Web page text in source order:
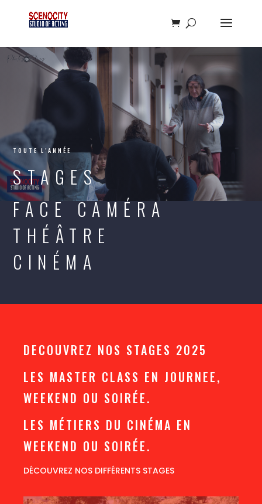
STAGES
TOUTE L’ANNÉE
STAGES
FACE CAMÉRA
THÉÂTRE
CINÉMA
DECOUVREZ NOS STAGES 2025
LES MASTER CLASS EN JOURNEE,
WEEKEND OU SOIRÉE.
LES MÉTIERS DU CINÉMA EN
WEEKEND OU SOIRÉE.
DÉCOUVREZ NOS DIFFÉRENTS STAGES